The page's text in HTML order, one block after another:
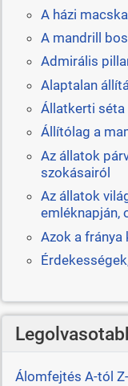
A házi macska
A mandrill
Admirális
Alaptalan
Állatkerti séta
Állítólag a
Az állatok
szokásairól
Az állatok
emléknapján,
Azok a fránya
Álomfejtés A-tól